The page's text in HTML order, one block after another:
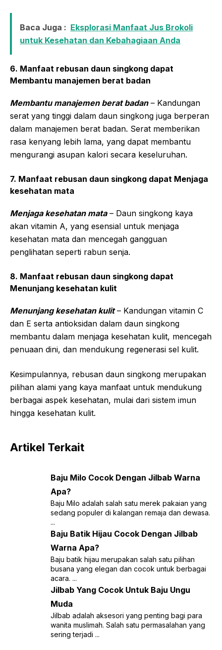
Baca Juga : Eksplorasi Manfaat Jus Brokoli
untuk Kesehatan dan Kebahagiaan Anda
6. Manfaat rebusan daun singkong dapat
Membantu manajemen berat badan
Membantu manajemen berat badan– Kandungan
serat yang tinggi dalam daun singkong juga berperan
dalam manajemen berat badan. Serat memberikan
rasa kenyang lebih lama, yang dapat membantu
mengurangi asupan kalori secara keseluruhan.
7. Manfaat rebusan daun singkong dapat Menjaga
kesehatan mata
Menjaga kesehatan mata– Daun singkong kaya
akan vitamin A, yang esensial untuk menjaga
kesehatan mata dan mencegah gangguan
penglihatan seperti rabun senja.
8. Manfaat rebusan daun singkong dapat
Menunjang kesehatan kulit
Menunjang kesehatan kulit– Kandungan vitamin C
dan E serta antioksidan dalam daun singkong
membantu dalam menjaga kesehatan kulit, mencegah
penuaan dini, dan mendukung regenerasi sel kulit.
Kesimpulannya, rebusan daun singkong merupakan
pilihan alami yang kaya manfaat untuk mendukung
berbagai aspek kesehatan, mulai dari sistem imun
hingga kesehatan kulit.
Artikel Terkait
Baju Milo Cocok Dengan Jilbab Warna
Apa?
Baju Milo adalah salah satu merek pakaian yang
sedang populer di kalangan remaja dan dewasa.
...
Baju Batik Hijau Cocok Dengan Jilbab
Warna Apa?
Baju batik hijau merupakan salah satu pilihan
busana yang elegan dan cocok untuk berbagai
acara. ...
Jilbab Yang Cocok Untuk Baju Ungu
Muda
Jilbab adalah aksesori yang penting bagi para
wanita muslimah. Salah satu permasalahan yang
sering terjadi ...